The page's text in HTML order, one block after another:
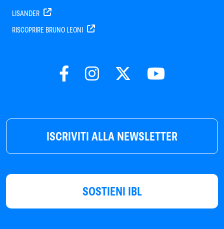
ISCRIVITI ALLA NEWSLETTER
SOSTIENI IBL
LISANDER
RISCOPRIRE BRUNO LEONI